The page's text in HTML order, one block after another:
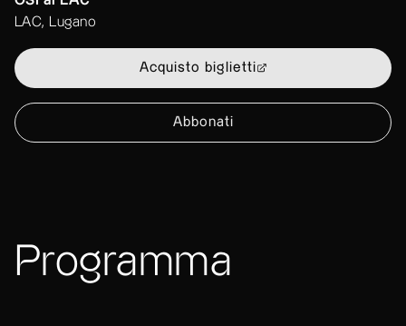
LAC, Lugano
Acquisto biglietti
Abbonati
Programma